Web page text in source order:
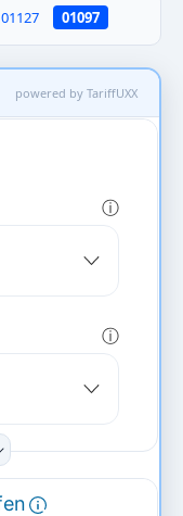
01127 01097
powered by TariffUXX